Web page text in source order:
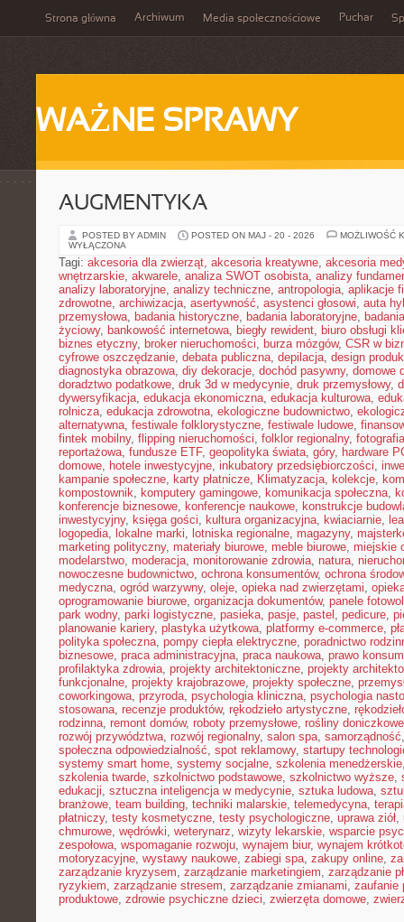
Strona główna Archiwum Media społecznościowe Puchar
WAŻNE SPRAWY
AUGMENTYKA
POSTED BY ADMIN POSTED ON MAJ - 20 - 2026
MOŻLIWOŚĆ
WYŁĄCZONA
Tagi: akcesoria dla zwierząt, akcesoria kreatywne, akcesoria
wnętrzarskie, akwarele, analiza SWOT osobista, analizy
analizy laboratoryjne, analizy techniczne, antropologia, aplikacje
zdrowotne, archiwizacja, asertywność, asystenci głosowi, auta
przemysłowa, badania historyczne, badania laboratoryjne,
życiowy, bankowość internetowa, biegły rewident, biuro obsługi
biznes etyczny, broker nieruchomości, burza mózgów, CSR w
cyfrowe oszczędzanie, debata publiczna, depilacja, design
diagnostyka obrazowa, diy dekoracje, dochód pasywny, domowe
doradztwo podatkowe, druk 3d w medycynie, druk przemysłowy,
dywersyfikacja, edukacja ekonomiczna, edukacja kulturowa,
rolnicza, edukacja zdrowotna, ekologiczne budownictwo,
alternatywna, festiwale folklorystyczne, festiwale ludowe,
fintek mobilny, flipping nieruchomości, folklor regionalny,
reportażowa, fundusze ETF, geopolityka świata, góry, hardware
domowe, hotele inwestycyjne, inkubatory przedsiębiorczości,
kampanie społeczne, karty płatnicze, Klimatyzacja, kolekcje,
kompostownik, komputery gamingowe, komunikacja społeczna,
konferencje biznesowe, konferencje naukowe, konstrukcje
inwestycyjny, księga gości, kultura organizacyjna, kwiaciarnie,
logopedia, lokalne marki, lotniska regionalne, magazyny,
marketing polityczny, materiały biurowe, meble biurowe, miejskie
modelarstwo, moderacja, monitorowanie zdrowia, natura,
nowoczesne budownictwo, ochrona konsumentów, ochrona
medyczna, ogród warzywny, oleje, opieka nad zwierzętami,
oprogramowanie biurowe, organizacja dokumentów, panele
park wodny, parki logistyczne, pasieka, pasje, pastel , pedicure,
planowanie kariery, plastyka użytkowa, platformy e-commerce,
polityka społeczna, pompy ciepła elektryczne, poradnictwo
biznesowe, praca administracyjna, praca naukowa, prawo
profilaktyka zdrowia, projekty architektoniczne, projekty
funkcjonalne, projekty krajobrazowe, projekty społeczne,
coworkingowa, przyroda, psychologia kliniczna, psychologia
stosowana, recenzje produktów, rękodzieło artystyczne,
rodzinna, remont domów, roboty przemysłowe, rośliny doniczkowe
rozwój przywództwa, rozwój regionalny, salon spa, samorządność
społeczna odpowiedzialność, spot reklamowy, startupy
systemy smart home, systemy socjalne, szkolenia menedżerskie
szkolenia twarde, szkolnictwo podstawowe, szkolnictwo wyższe,
edukacji, sztuczna inteligencja w medycynie, sztuka ludowa,
branżowe, team building, techniki malarskie, telemedycyna,
płatniczy, testy kosmetyczne, testy psychologiczne, uprawa ziół,
chmurowe, wędrówki, weterynarz, wizyty lekarskie, wsparcie
zespołowa, wspomaganie rozwoju, wynajem biur, wynajem
motoryzacyjne, wystawy naukowe, zabiegi spa, zakupy online,
zarządzanie kryzysem, zarządzanie marketingiem, zarządzanie
ryzykiem, zarządzanie stresem, zarządzanie zmianami, zaufanie
produktowe, zdrowie psychiczne dzieci, zwierzęta domowe,